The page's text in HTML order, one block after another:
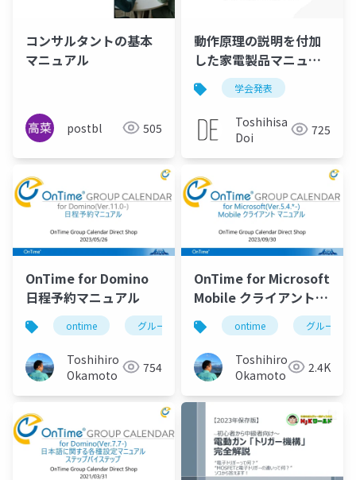
コンサルタントの基本
マニュアル
postbl 505
動作原理の説明を付加
した家電製品マニュア
ルにおける注視行動分
析-紙と動画の比較-
学会発表
Toshihisa
Doi
725
OnTime for Domino
日程予約マニュアル
ontime グループカレンダー 組織カレンダー
Toshihiro
Okamoto
754
OnTime for Microsoft
Mobile クライアントマ
ニュアルontime グループ
Toshihiro
Okamoto
2.4K